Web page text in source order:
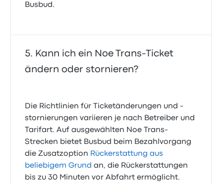
Busbud.
Kann ich ein Noe Trans-Ticket
ändern oder stornieren?
Die Richtlinien für Ticketänderungen und -
stornierungen variieren je nach Betreiber und
Tarifart. Auf ausgewählten Noe Trans-
Strecken bietet Busbud beim Bezahlvorgang
die Zusatzoption Rückerstattung aus
beliebigem Grund an, die Rückerstattungen
bis zu 30 Minuten vor Abfahrt ermöglicht.